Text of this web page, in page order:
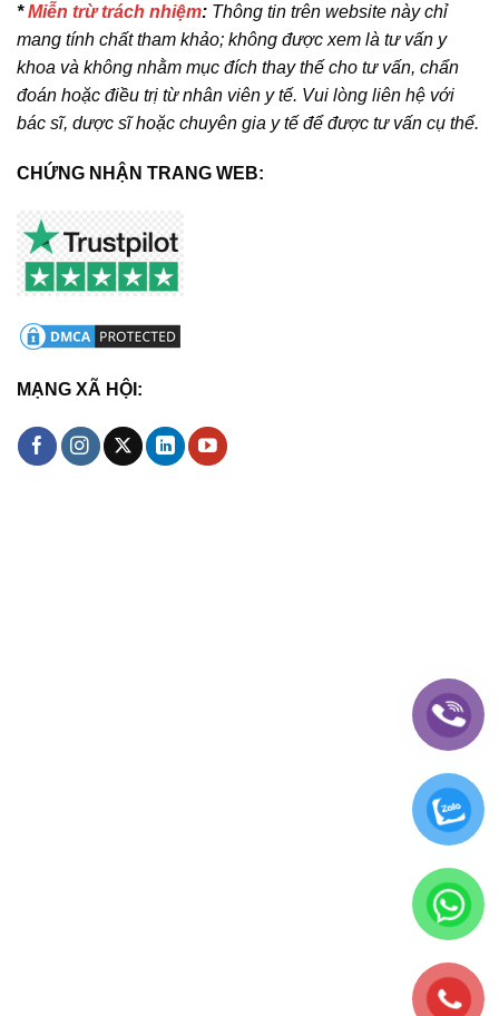
*Miễn trừ trách nhiệm: Thông tin trên website này chỉ
mang tính chất tham khảo; không được xem là tư vấn y
khoa và không nhằm mục đích thay thế cho tư vấn, chẩn
đoán hoặc điều trị từ nhân viên y tế. Vui lòng liên hệ với
bác sĩ, dược sĩ hoặc chuyên gia y tế để được tư vấn cụ thể.
CHỨNG NHẬN TRANG WEB:
MẠNG XÃ HỘI: